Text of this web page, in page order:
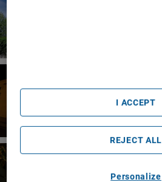
Oristano
Hotel Mistral 2
Personalize
REJECT ALL
I ACCEPT